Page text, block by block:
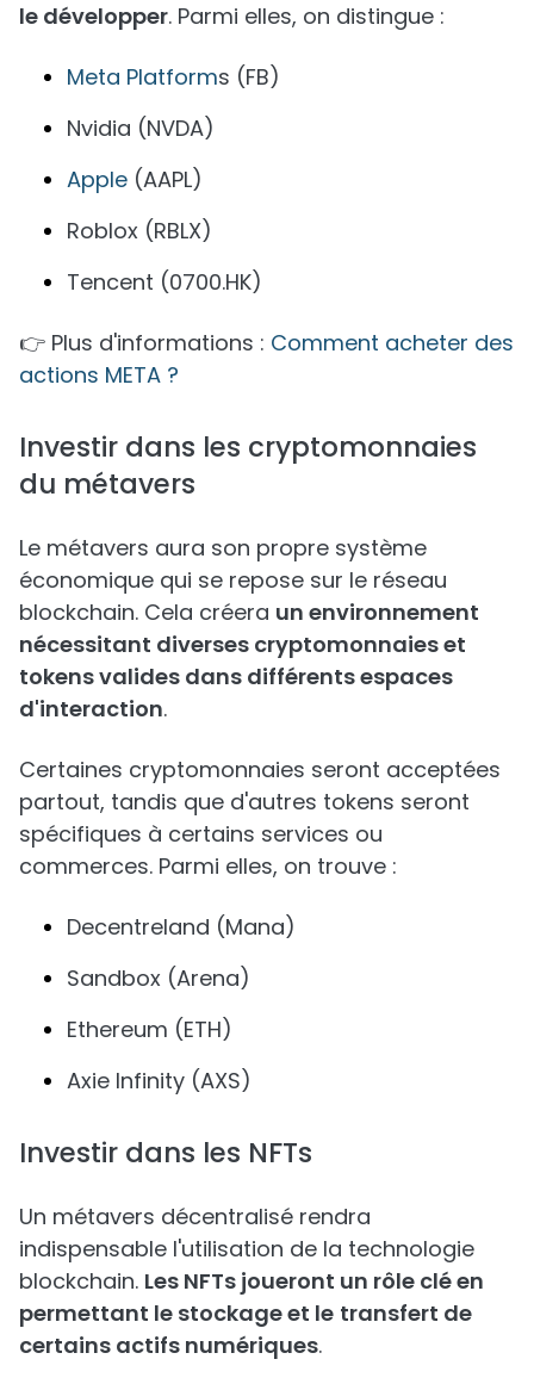
le développer. Parmi elles, on distingue :
Meta Platforms (FB)
Nvidia (NVDA)
Apple (AAPL)
Roblox (RBLX)
Tencent (0700.HK)
👉 Plus d'informations : Comment acheter des
actions META ?
Investir dans les cryptomonnaies
du métavers
Le métavers aura son propre système
économique qui se repose sur le réseau
blockchain. Cela créera un environnement
nécessitant diverses cryptomonnaies et
tokens valides dans différents espaces
d'interaction.
Certaines cryptomonnaies seront acceptées
partout, tandis que d'autres tokens seront
spécifiques à certains services ou
commerces. Parmi elles, on trouve :
Decentreland (Mana)
Sandbox (Arena)
Ethereum (ETH)
Axie Infinity (AXS)
Investir dans les NFTs
Un métavers décentralisé rendra
indispensable l'utilisation de la technologie
blockchain. Les NFTs joueront un rôle clé en
permettant le stockage et le transfert de
certains actifs numériques.